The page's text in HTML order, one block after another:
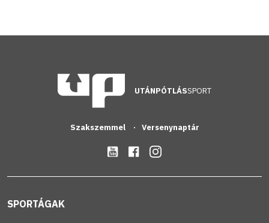
UTÁNPÓTLÁSSPORT
Szakszemmel Versenynaptár
SPORTÁGAK